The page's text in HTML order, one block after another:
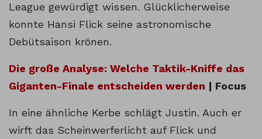
League gewürdigt wissen. Glücklicherweise
konnte Hansi Flick seine astronomische
Debütsaison krönen.
Die große Analyse: Welche Taktik-Kniffe das
Giganten-Finale entscheiden werden | Focus
In eine ähnliche Kerbe schlägt Justin. Auch er
wirft das Scheinwerferlicht auf Flick und